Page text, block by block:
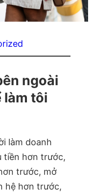
ngoài
làm tôi
làm doanh
tiền hơn trước,
trước, mở
hệ hơn trước,